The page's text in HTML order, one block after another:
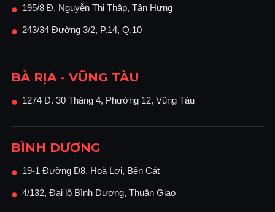
● 195/8 Đ. Nguyễn Thị Thập, Tân Hưng
● 243/34 Đường 3/2, P.14, Q.10
BÀ RỊA - VŨNG TÀU
● 1274 Đ. 30 Tháng 4, Phường 12, Vũng Tàu
BÌNH DƯƠNG
● 19-1 Đường D8, Hoà Lợi, Bến Cát
● 4/132, Đại lộ Bình Dương, Thuận Giao